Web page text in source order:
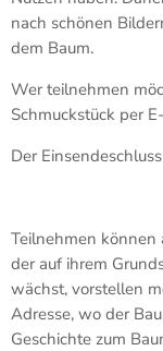
nach schönen
dem Baum.
Wer teilnehmen
Schmuckstück per
Der
Teilnehmen können
der auf ihrem
wächst, vorstellen
Adresse, wo der
Geschichte zum